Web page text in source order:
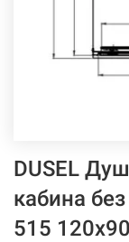
DUSEL
кабина
515